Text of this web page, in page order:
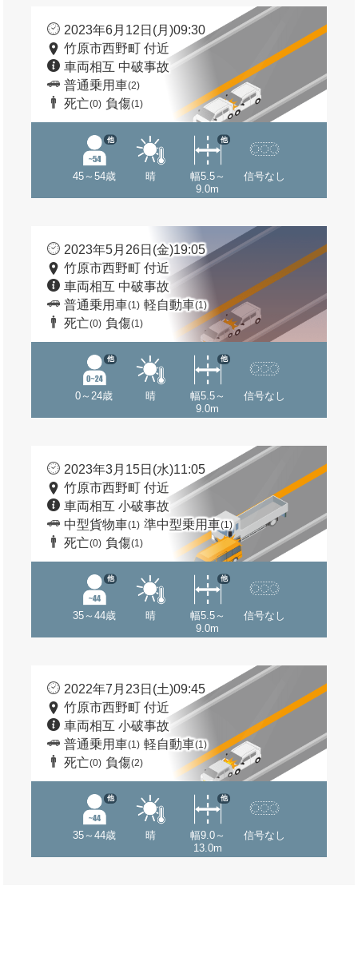
2023年6月12日(月)09:30
竹原市西野町 付近
車両相互 中破事故
普通乗用車(2)
死亡(0) 負傷(1)
45～54歳
他
晴
幅5.5～
9.0m
他
信号なし
2023年5月26日(金)19:05
竹原市西野町 付近
車両相互 中破事故
普通乗用車(1) 軽自動車(1)
死亡(0) 負傷(1)
0～24歳
他
晴
幅5.5～
9.0m
他
信号なし
2023年3月15日(水)11:05
竹原市西野町 付近
車両相互 小破事故
中型貨物車(1) 準中型乗用車(1)
死亡(0) 負傷(1)
35～44歳
他
晴
幅5.5～
9.0m
他
信号なし
2022年7月23日(土)09:45
竹原市西野町 付近
車両相互 小破事故
普通乗用車(1) 軽自動車(1)
死亡(0) 負傷(2)
35～44歳
他
晴
幅9.0～
13.0m
他
信号なし